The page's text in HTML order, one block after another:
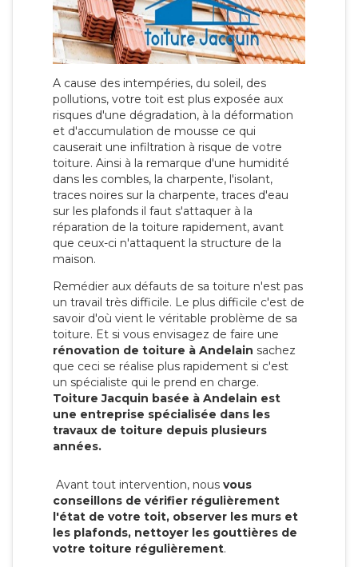
A cause des intempéries, du soleil, des
pollutions, votre toit est plus exposée aux
risques d'une dégradation, à la déformation
et d'accumulation de mousse ce qui
causerait une infiltration à risque de votre
toiture. Ainsi à la remarque d'une humidité
dans les combles, la charpente, l'isolant,
traces noires sur la charpente, traces d'eau
sur les plafonds il faut s'attaquer à la
réparation de la toiture rapidement, avant
que ceux-ci n'attaquent la structure de la
maison.
Remédier aux défauts de sa toiture n'est pas
un travail très difficile. Le plus difficile c'est de
savoir d'où vient le véritable problème de sa
toiture. Et si vous envisagez de faire une
rénovation de toiture à Andelain sachez
que ceci se réalise plus rapidement si c'est
un spécialiste qui le prend en charge.
Toiture Jacquin basée à Andelain est
une entreprise spécialisée dans les
travaux de toiture depuis plusieurs
années.
Avant tout intervention, nous vous
conseillons de vérifier régulièrement
l'état de votre toit, observer les murs et
les plafonds, nettoyer les gouttières de
votre toiture régulièrement.